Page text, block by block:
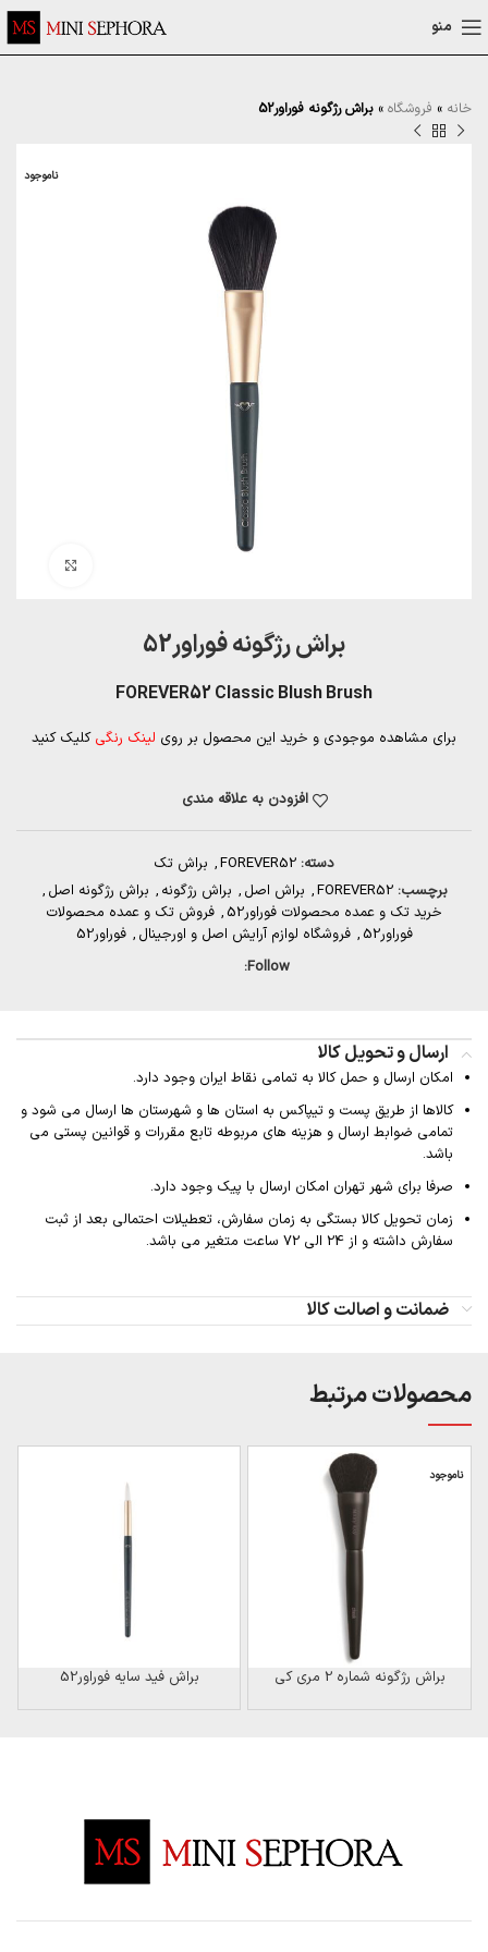
منو
خانه » فروشگاه » براش رژگونه فوراور52
ناموجود
براش رژگونه فوراور52
FOREVER52 Classic Blush Brush
برای مشاهده موجودی و خرید این محصول بر روی لینک رنگی کلیک کنید
افزودن به علاقه مندی
دسته: FOREVER52
, براش تک
برچسب: FOREVER52
, براش اصل , براش رژگونه , براش رژگونه اصل ,
خرید تک و عمده محصولات فوراور52
, فروش تک و عمده محصولات
فوراور52
, فروشگاه لوازم آرایش اصل و اورجینال , فوراور52
Follow:
ارسال و تحویل کالا
امکان ارسال و حمل کالا به تمامی نقاط ایران وجود دارد.
کالاها از طریق پست و تیپاکس به استان ها و شهرستان ها ارسال می شود و
تمامی ضوابط ارسال و هزینه های مربوطه تابع مقررات و قوانین پستی می
باشد.
صرفا برای شهر تهران امکان ارسال با پیک وجود دارد.
زمان تحویل کالا بستگی به زمان سفارش، تعطیلات احتمالی بعد از ثبت
سفارش داشته و از 24 الی 72 ساعت متغیر می باشد.
ضمانت و اصالت کالا
محصولات مرتبط
ناموجود
براش رژگونه شماره 2 مری کی براش فید سایه فوراور52